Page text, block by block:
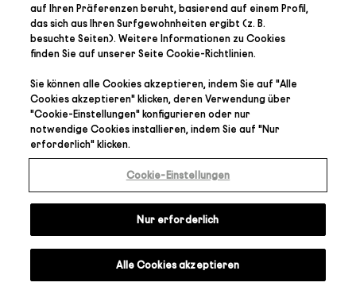
auf Ihren Präferenzenberuht, basierend auf einem Profil,
das sich aus Ihren Surfgewohnheiten ergibt (z. B.
besuchte Seiten). Weitere Informationen zu Cookies
finden Sie auf unserer SeiteCookie-Richtlinien.
Sie können alle Cookies akzeptieren, indem Sie auf "Alle
Cookies akzeptieren" klicken, deren Verwendung über
"Cookie-Einstellungen" konfigurieren oder nur
notwendige Cookies installieren, indem Sie auf "Nur
erforderlich" klicken.
Cookie-Einstellungen
Nur erforderlich
Alle Cookies akzeptieren